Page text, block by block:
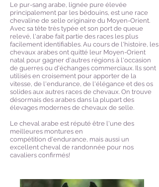
Le pur-sang arabe, lignée pure élevée
principalement par les bédouins, est une race
chevaline de selle originaire du Moyen-Orient.
Avec sa tête très typée et son port de queue
relevé, l'arabe fait partie des races les plus
facilement identifiables. Au cours de l'histoire, les
chevaux arabes ont quitté leur Moyen-Orient
natal pour gagner d'autres régions à l'occasion
de guerres ou d'échanges commerciaux. Ils sont
utilisés en croisement pour apporter de la
vitesse, de l'endurance, de l'élégance et des os
solides aux autres races de chevaux. On trouve
désormais des arabes dans la plupart des
élevages modernes de chevaux de selle.
Le cheval arabe est réputé être l'une des
meilleures montures en
compétition d'endurance, mais aussi un
excellent cheval de randonnée pour nos
cavaliers confirmés!